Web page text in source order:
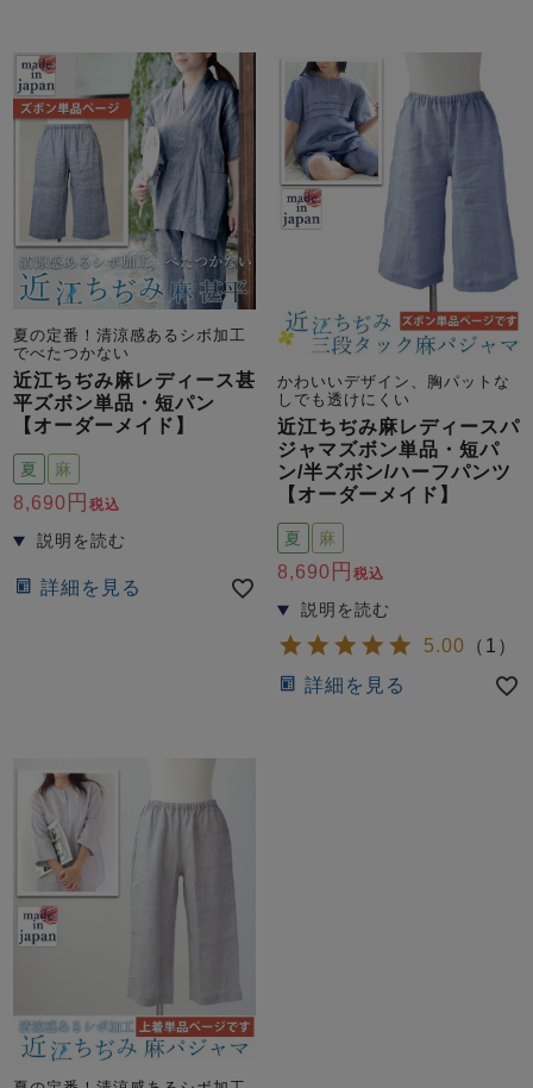
夏
ボーイズパジャマ
春 秋 冬
新着商品
- New Arrival -
すべての生地一覧はこちら
作務衣
羽織・バスロ
ーブ
上着単品
ズボン単品
すべてのキッ
ズ
パジャマ
ガールズ長袖 ガールズ半袖
ガールズかぶ
り
ガールズ
夏の定番！清涼感あるシボ加工
でべたつかない
近江ちぢみ麻レディース甚
平ズボン単品・短パン
【オーダーメイド】
夏 麻
8,690 税込
詳細を見る
かわいいデザイン、胸パットな
しでも透けにくい
近江ちぢみ麻レディースパ
ジャマズボン単品・短パ
ン/半ズボン/ハーフパンツ
【オーダーメイド】
夏 麻
8,690 税込
5.00 （ 1 ）
詳細を見る